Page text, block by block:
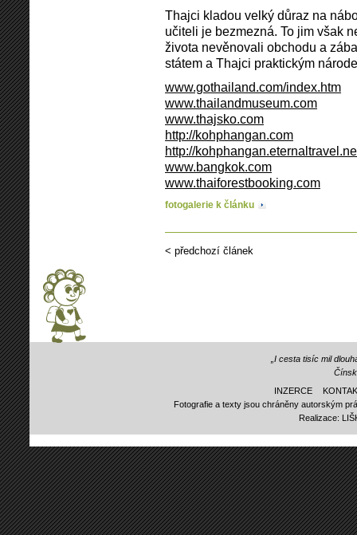
Thajci kladou velký důraz na
učiteli je bezmezná. To jim však
života nevěnovali obchodu a
státem a Thajci praktickým
www.gothailand.com/index.htm
www.thailandmuseum.com
www.thajsko.com
http://kohphangan.com
http://
www.bangkok.com
www.thaiforestbooking.com
fotogalerie k článku
< předchozí článek
„I cesta tisíc mil
INZERCE
Fotografie a texty jsou chráněny autorským
Realizace: